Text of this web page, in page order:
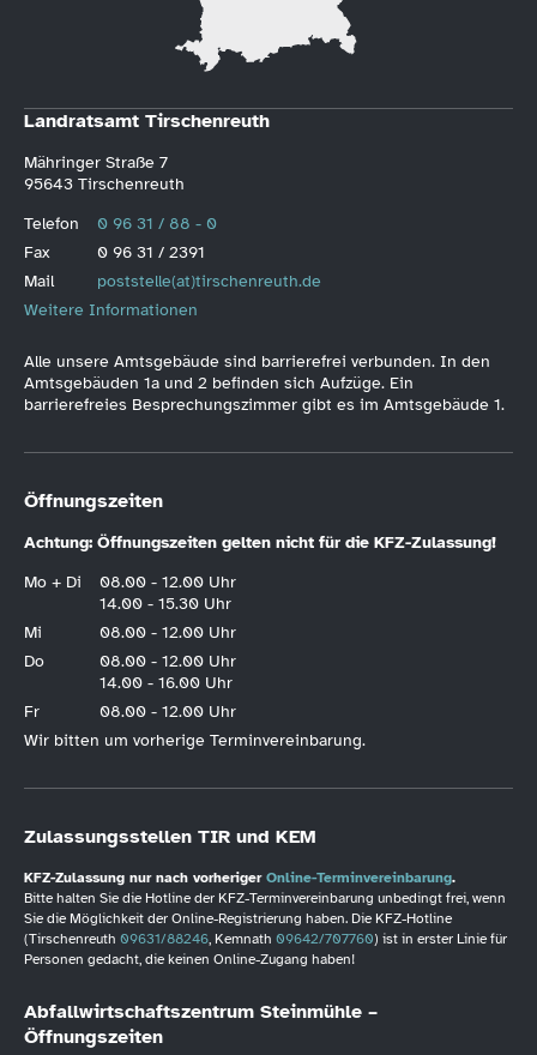
Landratsamt Tirschenreuth
Mähringer Straße 7
95643 Tirschenreuth
Telefon
0 96 31 / 88 - 0
Fax
0 96 31 / 2391
Mail
poststelle(at)tirschenreuth.de
Weitere Informationen
Alle unsere Amtsgebäude sind barrierefrei verbunden. In den
Amtsgebäuden 1a und 2 befinden sich Aufzüge. Ein
barrierefreies Besprechungszimmer gibt es im Amtsgebäude 1.
Öffnungszeiten
Achtung: Öffnungszeiten gelten nicht für die KFZ-Zulassung!
Mo + Di
08.00 - 12.00 Uhr
14.00 - 15.30 Uhr
Mi
08.00 - 12.00 Uhr
Do
08.00 - 12.00 Uhr
14.00 - 16.00 Uhr
Fr
08.00 - 12.00 Uhr
Wir bitten um vorherige Terminvereinbarung.
Zulassungsstellen TIR und KEM
KFZ-Zulassung nur nach vorheriger Online-Terminvereinbarung.
Bitte halten Sie die Hotline der KFZ-Terminvereinbarung unbedingt frei, wenn
Sie die Möglichkeit der Online-Registrierung haben. Die KFZ-Hotline
(Tirschenreuth 09631/88246, Kemnath 09642/707760) ist in erster Linie für
Personen gedacht, die keinen Online-Zugang haben!
Abfallwirtschaftszentrum Steinmühle –
Öffnungszeiten